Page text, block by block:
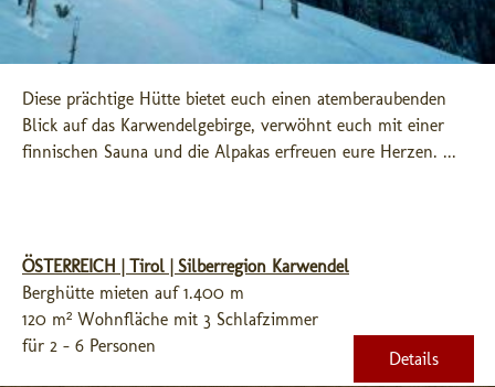
Diese prächtige Hütte bietet euch einen atemberaubenden
Blick auf das Karwendelgebirge, verwöhnt euch mit einer
finnischen Sauna und die Alpakas erfreuen eure Herzen. ...
ÖSTERREICH | Tirol | Silberregion Karwendel
Berghütte mieten auf 1.400 m
120 m² Wohnfläche mit 3 Schlafzimmer
für 2 - 6 Personen
Details